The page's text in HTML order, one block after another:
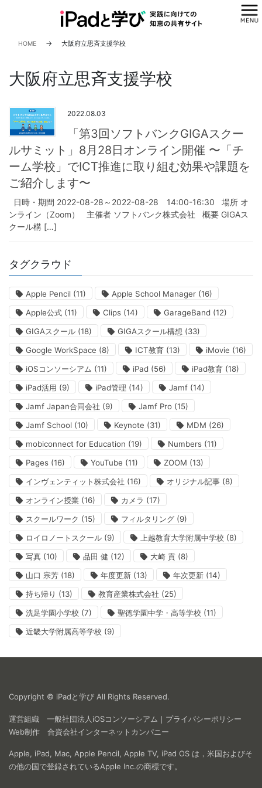
HOME 大阪府立思斉支援学校
大阪府立思斉支援学校
2022.08.03
「第3回ソフトバンクGIGAスクー
ルサミット」8月28日オンライン開催 〜「チ
ーム学校」でICT推進に取り組む効果や課題を
ご紹介します〜
日時・期間 2022-08-28～2022-08-28 14:00-16:30 場所 オ
ンライン（Zoom） 主催者 ソフトバンク株式会社 概要 GIGAス
クール構 […]
タグクラウド
Apple Pencil (11) Apple School Manager (16)
Apple公式 (11) Clips (14) GarageBand (12)
GIGAスクール (18) GIGAスクール構想 (33)
Google WorkSpace (8) ICT教育 (13) iMovie (16)
iOSコンソーシアム (11) iPad (56) iPad教育 (18)
iPad活用 (9) iPad管理 (14) Jamf (14)
Jamf Japan合同会社 (9) Jamf Pro (15)
Jamf School (10) Keynote (31) MDM (26)
mobiconnect for Education (19) Numbers (11)
Pages (16) YouTube (11) ZOOM (13)
インヴェンティット株式会社 (16) オリジナル記事 (8)
オンライン授業 (16) カメラ (17)
スクールワーク (15) フィルタリング (9)
ロイロノートスクール (9) 上越教育大学附属中学校 (8)
写真 (10) 品田 健 (12) 大崎 貢 (8)
山口 宗芳 (18) 年度更新 (13) 年次更新 (14)
持ち帰り (13) 教育産業株式会社 (25)
洗足学園小学校 (7) 聖徳学園中学・高等学校 (11)
近畿大学附属高等学校 (9)
Copyright © iPadと学び All Rights Reserved.
運営組織 一般社団法人iOSコンソーシアム ｜ プライバシーポリシー
Web制作 合資会社インターネットカンパニー
Apple, iPad, Mac, Apple Pencil, Apple TV, iPad OS は，米国およびそ
の他の国で登録されているApple Inc.の商標です。